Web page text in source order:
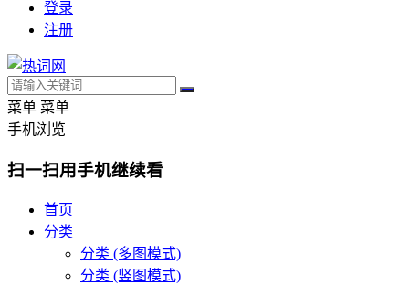
登录
注册
菜单 菜单
手机浏览
扫一扫用手机继续看
首页
分类
分类 (多图模式)
分类 (竖图模式)